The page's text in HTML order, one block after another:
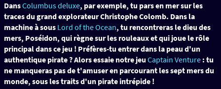
DansColumbus deluxe, par exemple, tu pars en mer sur les
traces du grand explorateur Christophe Colomb. Dans la
machine à sous Lord of the Ocean, tu rencontreras le dieu des
mers, Poséidon, qui règne sur les rouleaux et qui joue le rôle
principal dans ce jeu ! Préfères-tu entrer dans la peau d'un
authentique pirate ?Alors essaie notre jeu Captain Venture : tu
ne manqueras pas de t'amuser en parcourant les sept mers du
monde, sous les traits d'un pirate intrépide !